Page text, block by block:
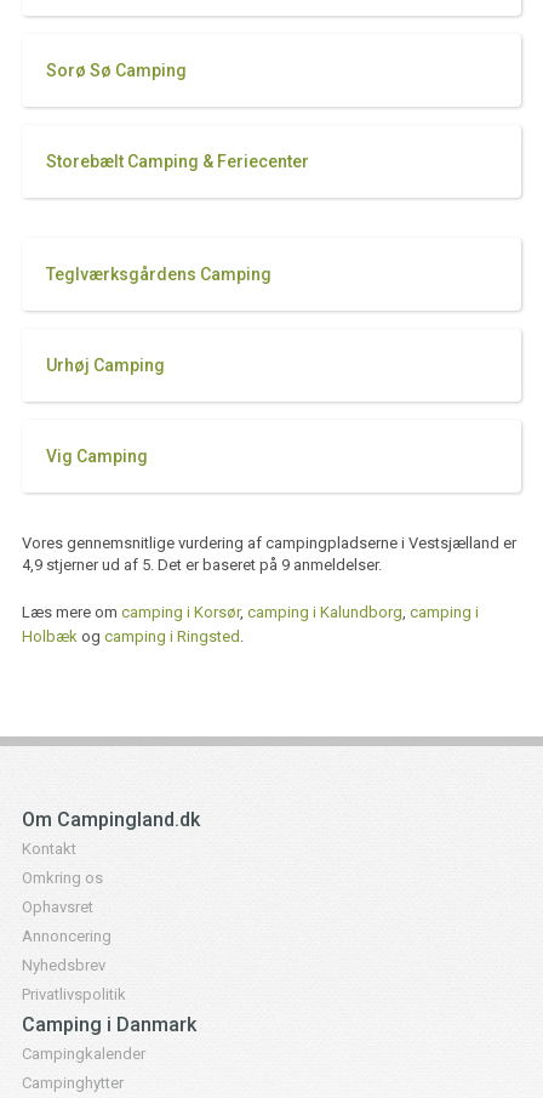
Sorø Sø Camping
Storebælt Camping & Feriecenter
Teglværksgårdens Camping
Urhøj Camping
Vig Camping
Vores gennemsnitlige vurdering af campingpladserne i Vestsjælland er
4,9stjerner ud af 5. Det er baseret på 9anmeldelser.
Læs mere om camping i Korsør, camping i Kalundborg, camping i
Holbækog camping i Ringsted .
Om Campingland.dk
Kontakt
Omkring os
Ophavsret
Annoncering
Nyhedsbrev
Privatlivspolitik
Camping i Danmark
Campingkalender
Campinghytter